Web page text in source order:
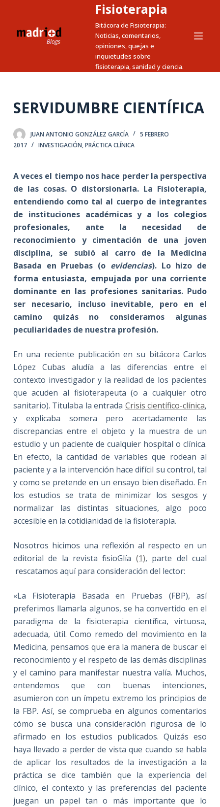
r
n
n
d
o
Fisioterapia
Bitácora de Fisioterapia:
Noticias, comentarios,
opiniones, quejas e
inquietudes sobre
fisioterapia, sanidad y ciencia.
SERVIDUMBRE CIENTÍFICA
JUAN ANTONIO GONZÁLEZ GARCÍA
5 FEBRERO
2017
INVESTIGACIÓN,PRÁCTICA CLÍNICA
A veces el tiempo nos hace perder la perspectiva
de las cosas. O distorsionarla. La Fisioterapia,
entendiendo como tal al cuerpo de integrantes
de instituciones académicas y a los colegios
profesionales, ante la necesidad de
reconocimiento y cimentación de una joven
disciplina, se subió al carro de la Medicina
Basada en Pruebas (o evidencias). Lo hizo de
forma entusiasta, empujada por una corriente
dominante en las profesiones sanitarias. Pudo
ser necesario, incluso inevitable, pero en el
camino quizás no consideramos algunas
peculiaridades de nuestra profesión.
En una reciente publicación en su bitácora Carlos
López Cubas aludía a las diferencias entre el
contexto investigador y la realidad de los pacientes
que acuden al fisioterapeuta (o a cualquier otro
sanitario). Titulaba la entrada Crisis científico-clínica,
y explicaba somera pero acertadamente las
discrepancias entre el objeto y la muestra de un
estudio y un paciente de cualquier hospital o clínica.
En efecto, la cantidad de variables que rodean al
paciente y a la intervención hace difícil su control, tal
y como se pretende en un ensayo bien diseñado. En
los estudios se trata de minimizar los sesgos y
normalizar las distintas situaciones, algo poco
accesible en la cotidianidad de la fisioterapia.
Nosotros hicimos una reflexión al respecto en un
editorial de la revista fisioGlía (1), parte del cual
rescatamos aquí para consideración del lector:
«La Fisioterapia Basada en Pruebas (FBP), así
preferimos llamarla algunos, se ha convertido en el
paradigma de la fisioterapia científica, virtuosa,
adecuada, útil. Como remedo del movimiento en la
Medicina, pensamos que era la manera de buscar el
reconocimiento y el respeto de las demás disciplinas
y el camino para manifestar nuestra valía. Muchos,
entendemos que con buenas intenciones,
asumieron con un ímpetu extremo los principios de
la FBP. Así, se comprueba en algunos comentarios
cómo se busca una consideración rigurosa de lo
afirmado en los estudios publicados. Quizás eso
haya llevado a perder de vista que cuando se habla
de aplicar los resultados de la investigación a la
práctica se dice también que la experiencia del
clínico, el contexto y las preferencias del paciente
juegan un papel tan o más importante que lo